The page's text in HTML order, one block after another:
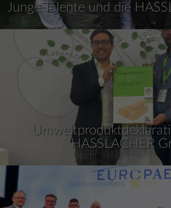
Junge Talente und die
HASSLACHER